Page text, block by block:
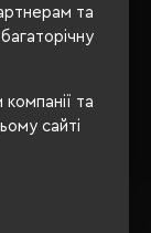
та
та
сайті